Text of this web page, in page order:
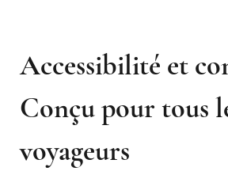
Accessibilité et
Conçu pour tous
voyageurs